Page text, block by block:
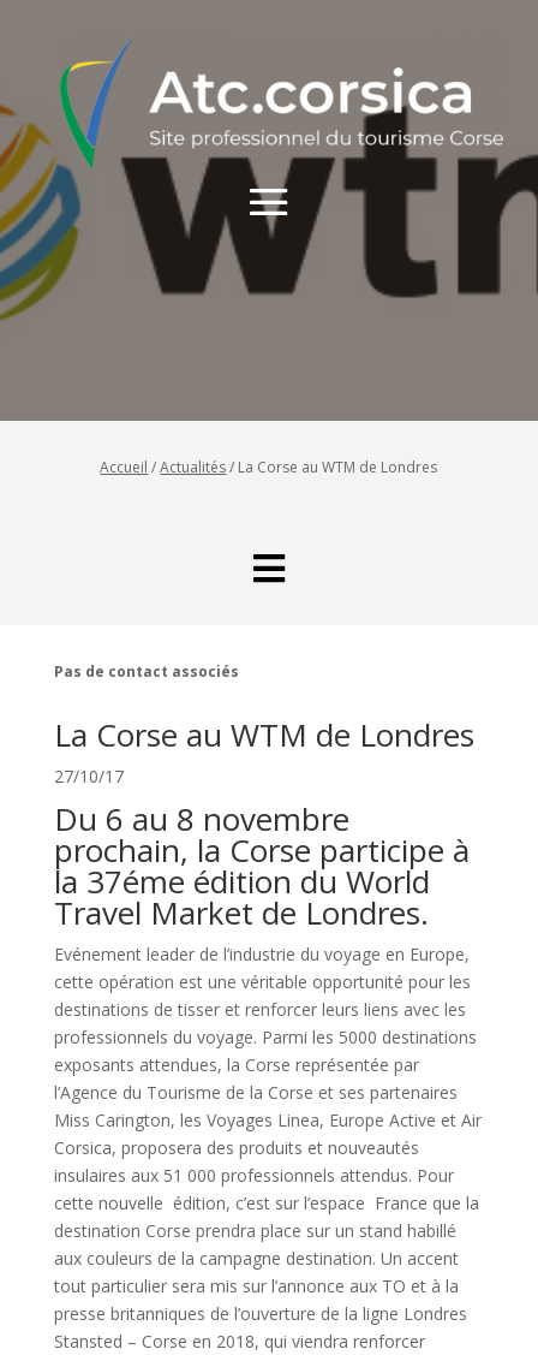
Accueil /Actualités/ La Corse au WTM de Londres

Pas de contact associés
La Corse au WTM de Londres
27/10/17
Du 6 au 8 novembre
prochain, la Corse participe à
la 37éme édition du World
Travel Market de Londres.
Evénement leader de l’industrie du voyage en Europe,
cette opération est une véritable opportunité pour les
destinations de tisser et renforcer leurs liens avec les
professionnels du voyage. Parmi les 5000 destinations
exposants attendues, la Corse représentée par
l’Agence du Tourisme de la Corse et ses partenaires
Miss Carington, les Voyages Linea, Europe Active et Air
Corsica, proposera des produits et nouveautés
insulaires aux 51 000 professionnels attendus. Pour
cette nouvelle édition, c’est sur l’espace France que la
destination Corse prendra place sur un stand habillé
aux couleurs de la campagne destination. Un accent
tout particulier sera mis sur l’annonce aux TO et à la
presse britanniques de l’ouverture de la ligne Londres
Stansted – Corse en 2018, qui viendra renforcer